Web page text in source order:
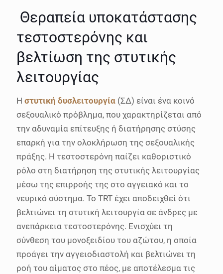
Θεραπεία υποκατάστασης
τεστοστερόνης και
βελτίωση της στυτικής
λειτουργίας
Η στυτική δυσλειτουργία (ΣΔ) είναι ένα κοινό
σεξουαλικό πρόβλημα, που χαρακτηρίζεται από
την αδυναμία επίτευξης ή διατήρησης στύσης
επαρκή για την ολοκλήρωση της σεξουαλικής
πράξης. Η τεστοστερόνη παίζει καθοριστικό
ρόλο στη διατήρηση της στυτικής λειτουργίας
μέσω της επιρροής της στο αγγειακό και το
νευρικό σύστημα. Το TRT έχει αποδειχθεί ότι
βελτιώνει τη στυτική λειτουργία σε άνδρες με
ανεπάρκεια τεστοστερόνης. Ενισχύει τη
σύνθεση του μονοξειδίου του αζώτου, η οποία
προάγει την αγγειοδιαστολή και βελτιώνει τη
ροή του αίματος στο πέος, με αποτέλεσμα τις